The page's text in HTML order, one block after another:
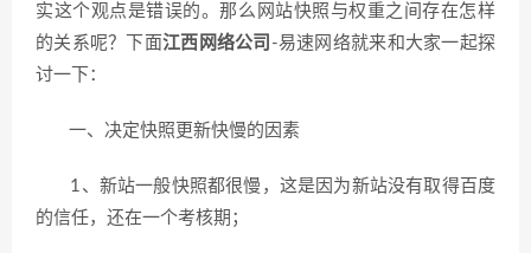
实这个观点是错误的。那么网站快照与权重之间存在怎样
的关系呢？下面江西网络公司 -易速网络就来和大家一起探
讨一下：
一、决定快照更新快慢的因素
1、新站一般快照都很慢，这是因为新站没有取得百度
的信任，还在一个考核期；